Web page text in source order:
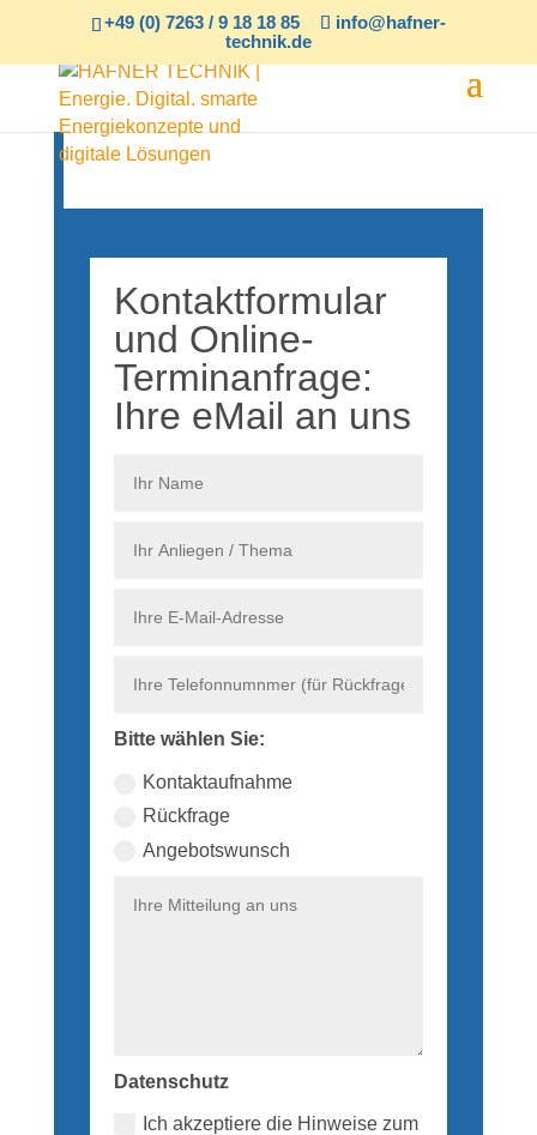
+49 (0) 7263 / 9 18 18 85
info@hafner-
technik.de
HAFNER. TECHNIK. ENERGIE.
DIGITAL
Kontakt
Kontaktformular
und Online-
Terminanfrage:
Ihre eMail an uns
Bitte wählen Sie:
Kontaktaufnahme
Rückfrage
Angebotswunsch
Datenschutz
Ich akzeptiere die Hinweise zum